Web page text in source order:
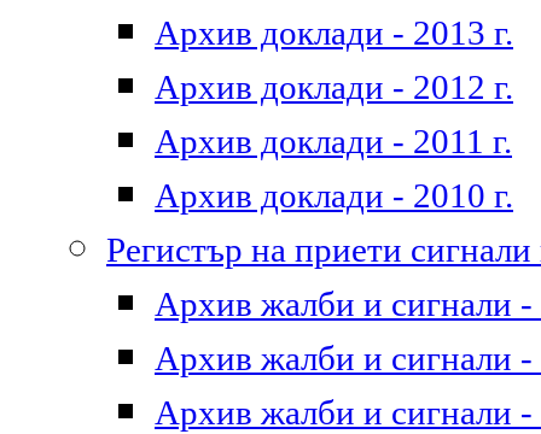
Архив доклади - 2013 г.
Архив доклади - 2012 г.
Архив доклади - 2011 г.
Архив доклади - 2010 г.
Регистър на приети
Архив жалби и сигнали -
Архив жалби и сигнали -
Архив жалби и сигнали -